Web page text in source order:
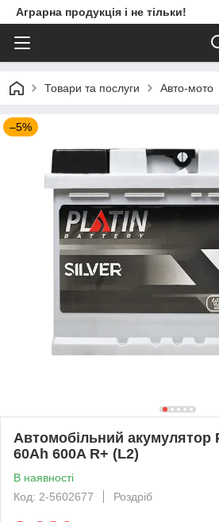
Аграрна продукція і не тільки!
Товари та послуги Авто-мото
–5%
Автомобільний акумулятор
60Ah 600A R+ (L2)
В наявності
Код: 2-5602677
Роздріб